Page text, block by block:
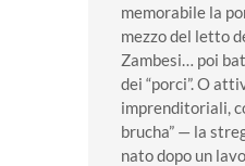
memorabile la
mezzo del letto
Zambesi… poi
dei “porci”. O
imprenditoriali,
brucha” — la
nato dopo un